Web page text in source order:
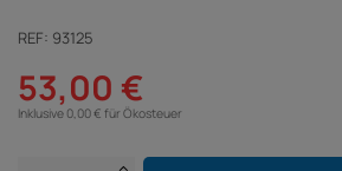
REF: 93125
53,00 €
Inklusive 0,00 € für Ökosteuer